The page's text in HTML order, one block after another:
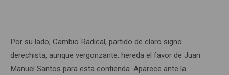
Por su lado, Cambio Radical, partido de claro signo
derechista, aunque vergonzante, hereda el favor de Juan
Manuel Santos para esta contienda. Aparece ante la